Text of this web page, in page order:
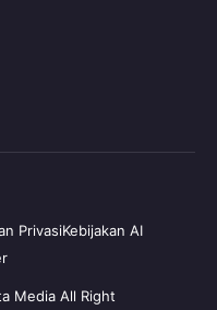
Media All Right
PrivasiKebijakan AI